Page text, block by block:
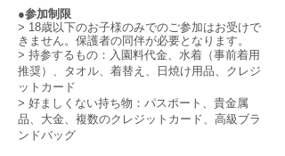
●参加制限
> 18歳以下のお子様のみでのご参加はお受けで
きません。保護者の同伴が必要となります。
> 持参するもの：入園料代金、水着（事前着用
推奨）、タオル、着替え、日焼け用品、クレジ
ットカード
> 好ましくない持ち物：パスポート、貴金属
品、大金、複数のクレジットカード、高級ブラ
ンドバッグ